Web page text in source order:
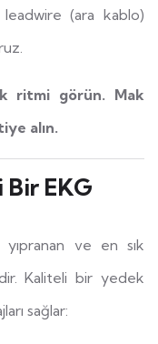
(ara kablo)
ritmi görün. Mak
alın.
EKG
ve en sık
Kaliteli bir yedek
sağlar: